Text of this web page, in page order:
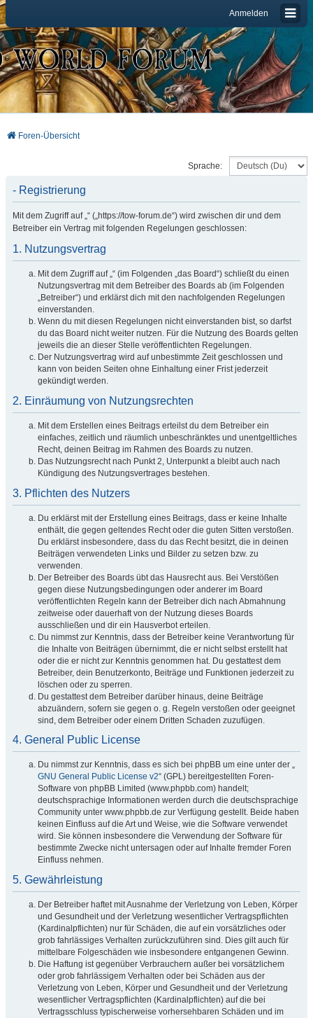
Anmelden
Foren-Übersicht
Sprache:
- Registrierung
Mit dem Zugriff auf „“ („https://tow-forum.de“) wird zwischen dir und dem
Betreiber ein Vertrag mit folgenden Regelungen geschlossen:
1. Nutzungsvertrag
Mit dem Zugriff auf „“ (im Folgenden „das Board“) schließt du einen
Nutzungsvertrag mit dem Betreiber des Boards ab (im Folgenden
„Betreiber“) und erklärst dich mit den nachfolgenden Regelungen
einverstanden.
Wenn du mit diesen Regelungen nicht einverstanden bist, so darfst
du das Board nicht weiter nutzen. Für die Nutzung des Boards gelten
jeweils die an dieser Stelle veröffentlichten Regelungen.
Der Nutzungsvertrag wird auf unbestimmte Zeit geschlossen und
kann von beiden Seiten ohne Einhaltung einer Frist jederzeit
gekündigt werden.
2. Einräumung von Nutzungsrechten
Mit dem Erstellen eines Beitrags erteilst du dem Betreiber ein
einfaches, zeitlich und räumlich unbeschränktes und unentgeltliches
Recht, deinen Beitrag im Rahmen des Boards zu nutzen.
Das Nutzungsrecht nach Punkt 2, Unterpunkt a bleibt auch nach
Kündigung des Nutzungsvertrages bestehen.
3. Pflichten des Nutzers
Du erklärst mit der Erstellung eines Beitrags, dass er keine Inhalte
enthält, die gegen geltendes Recht oder die guten Sitten verstoßen.
Du erklärst insbesondere, dass du das Recht besitzt, die in deinen
Beiträgen verwendeten Links und Bilder zu setzen bzw. zu
verwenden.
Der Betreiber des Boards übt das Hausrecht aus. Bei Verstößen
gegen diese Nutzungsbedingungen oder anderer im Board
veröffentlichten Regeln kann der Betreiber dich nach Abmahnung
zeitweise oder dauerhaft von der Nutzung dieses Boards
ausschließen und dir ein Hausverbot erteilen.
Du nimmst zur Kenntnis, dass der Betreiber keine Verantwortung für
die Inhalte von Beiträgen übernimmt, die er nicht selbst erstellt hat
oder die er nicht zur Kenntnis genommen hat. Du gestattest dem
Betreiber, dein Benutzerkonto, Beiträge und Funktionen jederzeit zu
löschen oder zu sperren.
Du gestattest dem Betreiber darüber hinaus, deine Beiträge
abzuändern, sofern sie gegen o. g. Regeln verstoßen oder geeignet
sind, dem Betreiber oder einem Dritten Schaden zuzufügen.
4. General Public License
Du nimmst zur Kenntnis, dass es sich bei phpBB um eine unter der „
GNU General Public License v2“ (GPL) bereitgestellten Foren-
Software von phpBB Limited (www.phpbb.com) handelt;
deutschsprachige Informationen werden durch die deutschsprachige
Community unter www.phpbb.de zur Verfügung gestellt. Beide haben
keinen Einfluss auf die Art und Weise, wie die Software verwendet
wird. Sie können insbesondere die Verwendung der Software für
bestimmte Zwecke nicht untersagen oder auf Inhalte fremder Foren
Einfluss nehmen.
5. Gewährleistung
Der Betreiber haftet mit Ausnahme der Verletzung von Leben, Körper
und Gesundheit und der Verletzung wesentlicher Vertragspflichten
(Kardinalpflichten) nur für Schäden, die auf ein vorsätzliches oder
grob fahrlässiges Verhalten zurückzuführen sind. Dies gilt auch für
mittelbare Folgeschäden wie insbesondere entgangenen Gewinn.
Die Haftung ist gegenüber Verbrauchern außer bei vorsätzlichem
oder grob fahrlässigem Verhalten oder bei Schäden aus der
Verletzung von Leben, Körper und Gesundheit und der Verletzung
wesentlicher Vertragspflichten (Kardinalpflichten) auf die bei
Vertragsschluss typischerweise vorhersehbaren Schäden und im